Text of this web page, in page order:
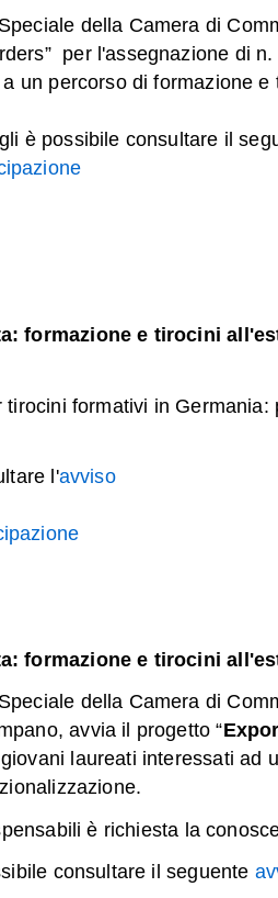
della Camera di
per l'assegnazione di
un percorso di formazione
è possibile consultare il
formazione e tirocini
tirocini formativi in
l'avviso
formazione e tirocini
della Camera di
avvia il progetto “
laureati interessati ad
è richiesta la
consultare il seguente